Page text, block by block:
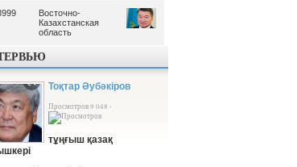
Восточно-
Казахстанская
область
Тоқтар Әубәкіров
Просмотров 9 048 -
тұңғыш қазақ